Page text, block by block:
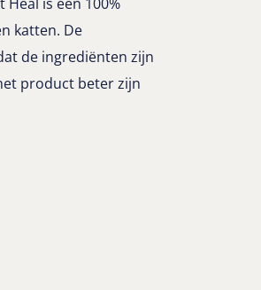
katten. De
de ingrediënten zijn
product beter zijn